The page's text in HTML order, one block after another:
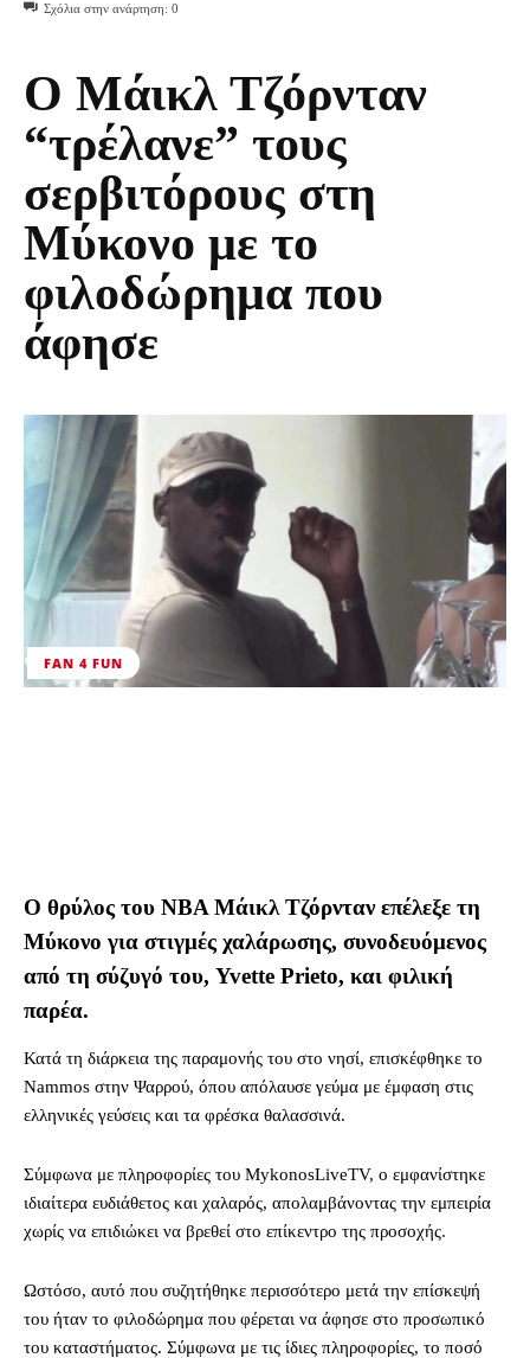
Σχόλια στην ανάρτηση: 0
Ο Μάικλ Τζόρνταν
“τρέλανε” τους
σερβιτόρους στη
Μύκονο με το
φιλοδώρημα που
άφησε
FAN 4 FUN
Ο θρύλος του NBA Μάικλ Τζόρνταν επέλεξε τη
Μύκονο για στιγμές χαλάρωσης, συνοδευόμενος
από τη σύζυγό του, Yvette Prieto, και φιλική
παρέα.
Κατά τη διάρκεια της παραμονής του στο νησί, επισκέφθηκε το
Nammos στην Ψαρρού, όπου απόλαυσε γεύμα με έμφαση στις
ελληνικές γεύσεις και τα φρέσκα θαλασσινά.
Σύμφωνα με πληροφορίες του MykonosLiveTV, ο εμφανίστηκε
ιδιαίτερα ευδιάθετος και χαλαρός, απολαμβάνοντας την εμπειρία
χωρίς να επιδιώκει να βρεθεί στο επίκεντρο της προσοχής.
Ωστόσο, αυτό που συζητήθηκε περισσότερο μετά την επίσκεψή
του ήταν το φιλοδώρημα που φέρεται να άφησε στο προσωπικό
του καταστήματος. Σύμφωνα με τις ίδιες πληροφορίες, το ποσό